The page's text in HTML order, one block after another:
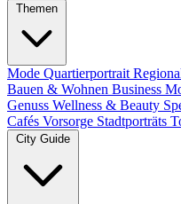
Themen
Mode Quartierportrait
Bauen & Wohnen Business
Genuss Wellness & Beauty
Cafés Vorsorge Stadtporträts
City Guide